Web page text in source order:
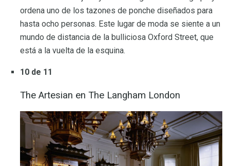
ordena uno de los tazones de ponche diseñados para
hasta ocho personas. Este lugar de moda se siente a un
mundo de distancia de la bulliciosa Oxford Street, que
está a la vuelta de la esquina.
10 de 11
The Artesian en The Langham London